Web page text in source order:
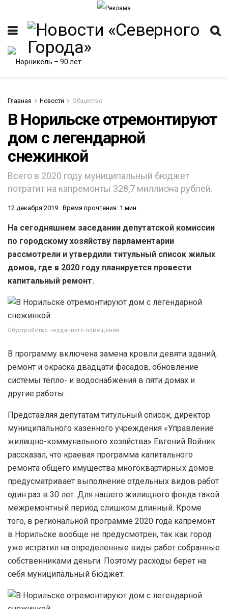
Главная Новости Общество
В Норильске отремонтируют
дом с легендарной
снежинкой
Всего в 2020 году муниципальный бюджет
потратит на капремонты 328,7 миллиона рублей.
12 декабря 2019 Время прочтения: 1 мин.
На сегодняшнем заседании депутатской комиссии
по городскому хозяйству парламентарии
рассмотрели и утвердили титульный список жилых
домов, где в 2020 году планируется провести
капитальный ремонт.
Обустройство чердачного помещения
В программу включена замена кровли девяти зданий,
ремонт и окраска двадцати фасадов, обновление
системы тепло- и водоснабжения в пяти домах и
другие работы.
Представляя депутатам титульный список, директор
муниципального казенного учреждения «Управление
жилищно-коммунального хозяйства» Евгений Войник
рассказал, что краевая программа капитального
ремонта общего имущества многоквартирных домов
предусматривает выполнение отдельных видов работ
один раз в 30 лет. Для нашего жилищного фонда такой
межремонтный период слишком длинный. Кроме
того, в региональной программе 2020 года капремонт
в Норильске вообще не предусмотрен, так как город
уже истратил на определенные виды работ собранные
собственниками деньги. Поэтому расходы берет на
себя муниципальный бюджет.